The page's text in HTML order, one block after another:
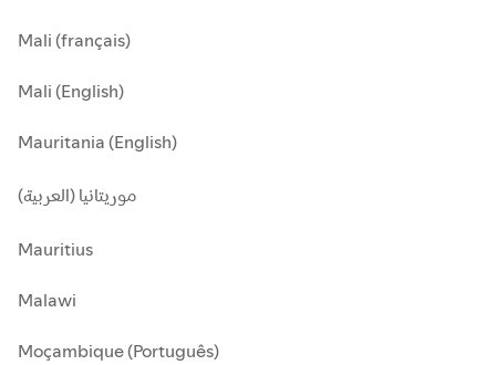
Mali (français)
Mali (English)
Mauritania (English)
موريتانيا (العربية)
Mauritius
Malawi
Moçambique (Português)